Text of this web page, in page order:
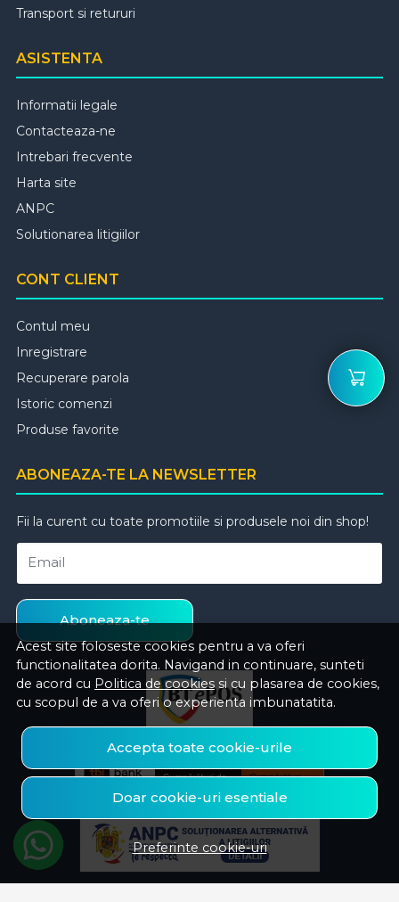
Acest site foloseste cookies pentru a va oferi
functionalitatea dorita. Navigand in continuare, sunteti
de acord cu Politica de cookies si cu plasarea de cookies,
cu scopul de a va oferi o experienta imbunatatita.
Accepta toate cookie-urile
Doar cookie-uri esentiale
Preferinte cookie-uri
Transport si retururi
ASISTENTA
Informatii legale
Contacteaza-ne
Intrebari frecvente
Harta site
ANPC
Solutionarea litigiilor
CONT CLIENT
Contul meu
Inregistrare
Recuperare parola
Istoric comenzi
Produse favorite
ABONEAZA-TE LA NEWSLETTER
Fii la curent cu toate promotiile si produsele noi din shop!
Email
Aboneaza-te